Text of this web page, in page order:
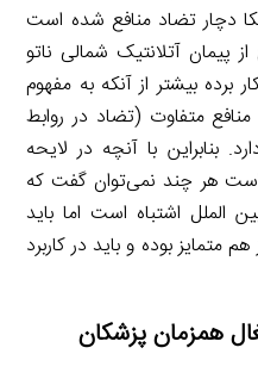
دچار تضاد منافع شده است
پیمان آتلانتیک شمالی ناتو
برده بیشتر از آنکه به مفهوم
متفاوت (تضاد در روابط
بنابراین با آنچه در لایحه
هر چند نمی‌توان گفت که
الملل اشتباه است اما باید
متمایز بوده و باید در کاربرد
همزمان پزشکان